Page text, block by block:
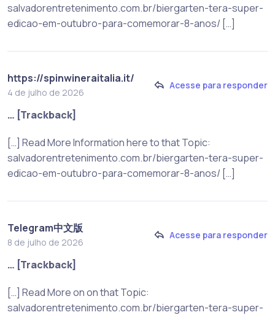
salvadorentretenimento.com.br/biergarten-tera-super-
edicao-em-outubro-para-comemorar-8-anos/ […]
https://spinwineraitalia.it/
4 de julho de 2026
Acesse para responder
… [Trackback]
[…] Read More Information here to that Topic:
salvadorentretenimento.com.br/biergarten-tera-super-
edicao-em-outubro-para-comemorar-8-anos/ […]
Telegram中文版
8 de julho de 2026
Acesse para responder
… [Trackback]
[…] Read More on on that Topic:
salvadorentretenimento.com.br/biergarten-tera-super-